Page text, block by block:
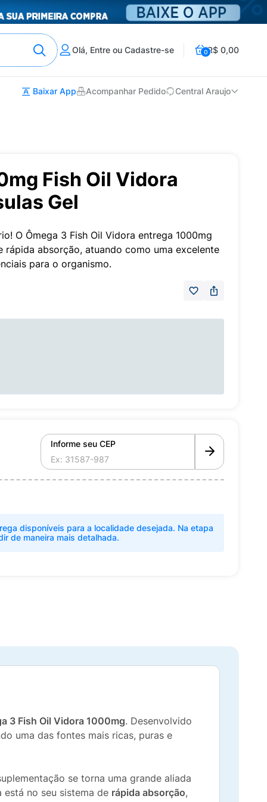
Olá, Entre ou Cadastre-se 0R$ 0,00
Baixar App Acompanhar Pedido Central Araujo
Fish Oil Vidora
Gel
O Ômega 3 Fish Oil Vidora entrega 1000mg
rápida absorção, atuando como uma excelente
para o organismo.
Informe seu CEP
disponíveis para a localidade desejada. Na etapa
de maneira mais detalhada.
3 Fish Oil Vidora 1000mg. Desenvolvido
uma das fontes mais ricas, puras e
se torna uma grande aliada
no seu sistema de rápida absorção,